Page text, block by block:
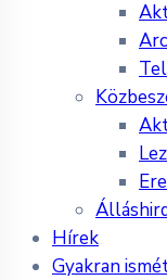
Hírek
Gyakran